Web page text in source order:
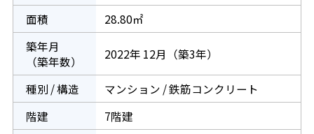
面積
28.80㎡
築年月
（築年数）
2022年 12月（築3年）
種別 / 構造
マンション / 鉄筋コンクリート
階建
7階建